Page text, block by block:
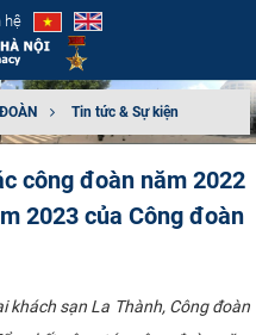
hệ
Tin tức & Sự kiện
công đoàn năm 2022
2023 của Công đoàn
khách sạn La Thành, Công đoàn